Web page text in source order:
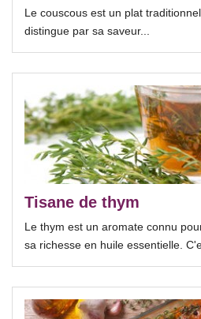
Le couscous est un plat
distingue par sa saveur...
Tisane de thym
Le thym est un aromate connu
sa richesse en huile essentielle.